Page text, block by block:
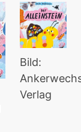
Bild:
Verlag